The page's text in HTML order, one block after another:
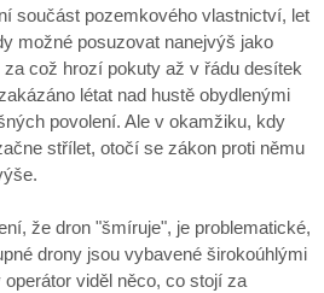
součást pozemkového vlastnictví, let
možné posuzovat nanejvýš jako
což hrozí pokuty až v řádu desítek
létat nad hustě obydlenými
povolení. Ale v okamžiku, kdy
střílet, otočí se zákon proti němu
že dron "šmíruje", je problematické,
drony jsou vybavené širokoúhlými
operátor viděl něco, co stojí za